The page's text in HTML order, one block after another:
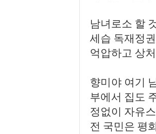
남녀로소 할
세습 독재정
억압하고 상
향미야 여기
부에서 집도
정없이 자유
전 국민은 평